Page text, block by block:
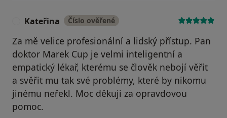
Kateřina Číslo ověřené
Za mě velice profesionální a lidský přístup. Pan
doktor Marek Cup je velmi inteligentní a
empatický lékař, kterému se člověk nebojí věřit
a svěřit mu tak své problémy, které by nikomu
jinému neřekl. Moc děkuji za opravdovou
pomoc.